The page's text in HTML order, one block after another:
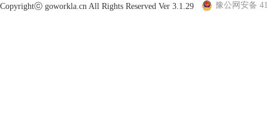
Copyrightⓒ goworkla.cn All Rights Reserved Ver 3.1.29 豫公网安备